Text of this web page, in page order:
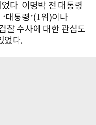
었다. 이명박 전 대통령
대통령’(1위)이나
찰 수사에 대한 관심도
었다.